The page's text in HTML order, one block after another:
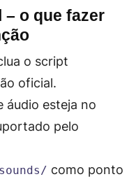
o que fazer
o script
oficial.
áudio esteja no
pelo
como ponto